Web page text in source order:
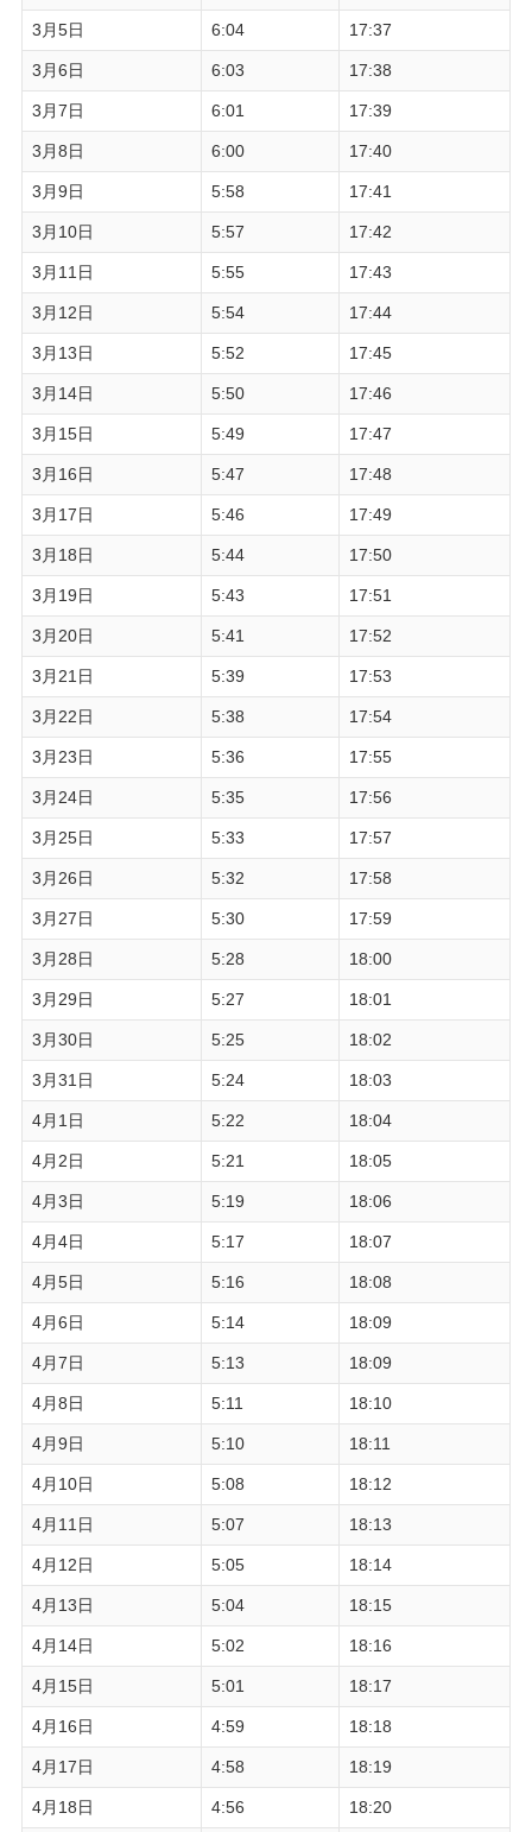
3月5日 6:04 17:37
3月6日 6:03 17:38
3月7日 6:01 17:39
3月8日 6:00 17:40
3月9日 5:58 17:41
3月10日 5:57 17:42
3月11日 5:55 17:43
3月12日 5:54 17:44
3月13日 5:52 17:45
3月14日 5:50 17:46
3月15日 5:49 17:47
3月16日 5:47 17:48
3月17日 5:46 17:49
3月18日 5:44 17:50
3月19日 5:43 17:51
3月20日 5:41 17:52
3月21日 5:39 17:53
3月22日 5:38 17:54
3月23日 5:36 17:55
3月24日 5:35 17:56
3月25日 5:33 17:57
3月26日 5:32 17:58
3月27日 5:30 17:59
3月28日 5:28 18:00
3月29日 5:27 18:01
3月30日 5:25 18:02
3月31日 5:24 18:03
4月1日 5:22 18:04
4月2日 5:21 18:05
4月3日 5:19 18:06
4月4日 5:17 18:07
4月5日 5:16 18:08
4月6日 5:14 18:09
4月7日 5:13 18:09
4月8日 5:11 18:10
4月9日 5:10 18:11
4月10日 5:08 18:12
4月11日 5:07 18:13
4月12日 5:05 18:14
4月13日 5:04 18:15
4月14日 5:02 18:16
4月15日 5:01 18:17
4月16日 4:59 18:18
4月17日 4:58 18:19
4月18日 4:56 18:20